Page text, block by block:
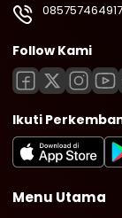
085757464917
Follow Kami
Ikuti
Menu Utama